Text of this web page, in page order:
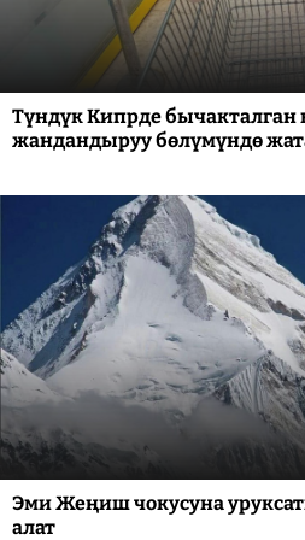
Түндүк Кипрде
жандандыруу бөлүмүндө
Эми Жеңиш чокусуна
алат